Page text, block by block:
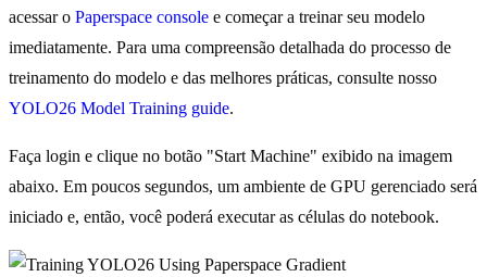
acessar o Paperspace console e começar a treinar seu modelo
imediatamente. Para uma compreensão detalhada do processo de
treinamento do modelo e das melhores práticas, consulte nosso
YOLO26 Model Training guide.
Faça login e clique no botão "Start Machine" exibido na imagem
abaixo. Em poucos segundos, um ambiente de GPU gerenciado será
iniciado e, então, você poderá executar as células do notebook.